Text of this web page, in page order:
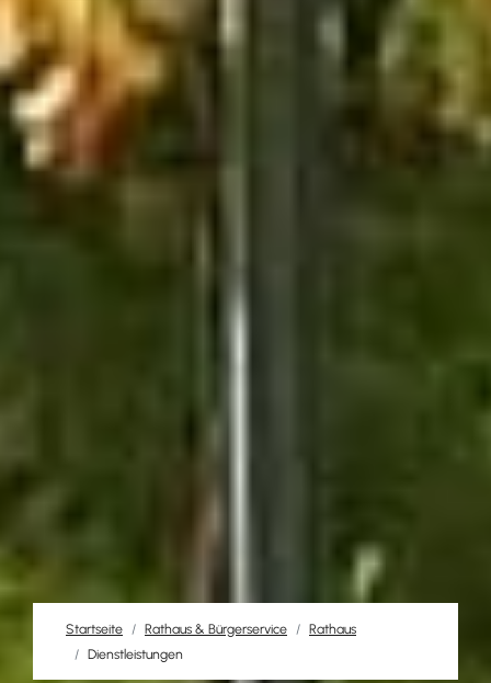
Startseite Rathaus & Bürgerservice
Rathaus
Dienstleistungen